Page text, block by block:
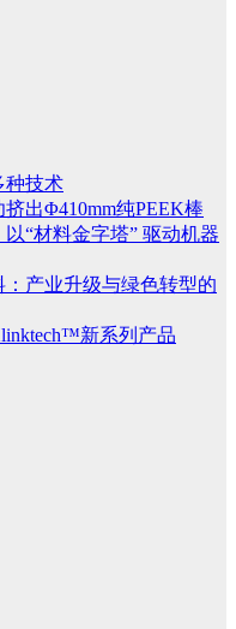
种技术
出Φ410mm纯PEEK棒
“材料金字塔” 驱动机器
产业升级与绿色转型的
新系列产品